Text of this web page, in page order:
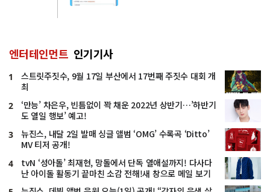
엔터테인먼트 인기기사
1
스트릿주짓수, 9월 17일 부산에서 17번째 주짓수 대회 개
최
2
‘만능’ 차은우, 빈틈없이 꽉 채운 2022년 상반기…’하반기
도 열일 행보’ 예고!
3
뉴진스, 내달 2일 발매 싱글 앨범 ‘OMG’ 수록곡 ‘Ditto’
MV 티저 공개!
4
tvN ‘성아돌’ 최재현, 망돌에서 단독 열애설까지! 다사다
난 아이돌 활동기 끝마친 소감 전해!새 창으로 메일 보기